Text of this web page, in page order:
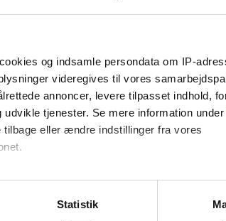
og indsamle persondata om IP-
videregives til vores
annoncer, levere tilpasset indhold,
tjenester. Se mere information under
eller ændre indstillinger fra vores
Statistik
Vores personlige historie er vores